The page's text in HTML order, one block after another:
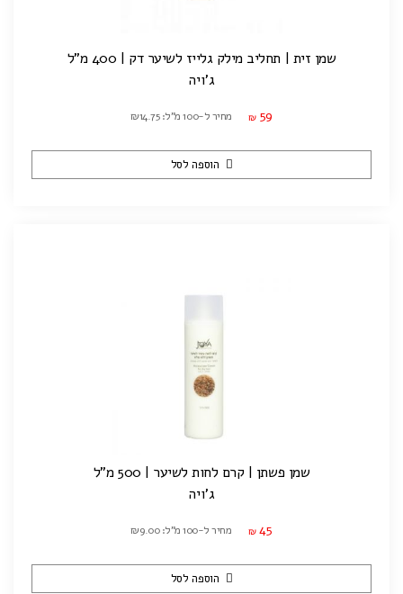
שמן זית | תחליב מילק גלייז לשיער דק | 400 מ"ל
ג'ויה
₪ 59 מחיר ל-100 מ"ל: ₪14.75
הוספה לסל
שמן פשתן | קרם לחות לשיער | 500 מ"ל
ג'ויה
₪ 45 מחיר ל-100 מ"ל: ₪9.00
הוספה לסל